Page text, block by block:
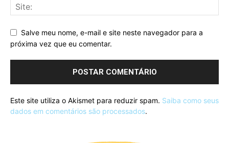
Salve meu nome, e-mail e site neste navegador para a
próxima vez que eu comentar.
Este site utiliza o Akismet para reduzir spam. Saiba como seus
dados em comentários são processados.